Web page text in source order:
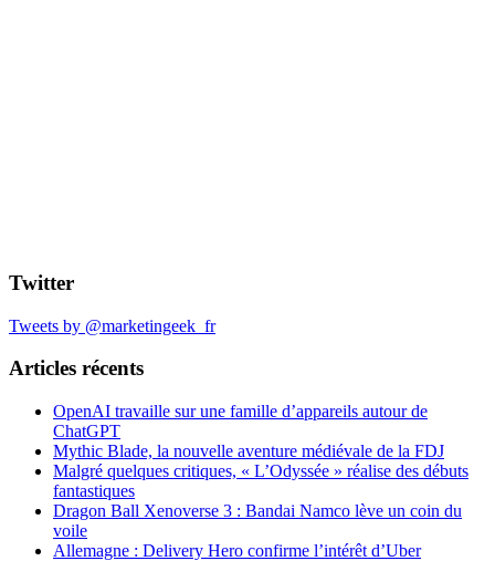
Twitter
Tweets by @marketingeek_fr
Articles récents
OpenAI travaille sur une famille d’appareils autour de
ChatGPT
Mythic Blade, la nouvelle aventure médiévale de la FDJ
Malgré quelques critiques, « L’Odyssée » réalise des débuts
fantastiques
Dragon Ball Xenoverse 3 : Bandai Namco lève un coin du
voile
Allemagne : Delivery Hero confirme l’intérêt d’Uber